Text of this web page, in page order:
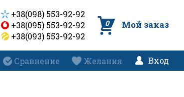
+38(098) 553-92-92
+38(095) 553-92-92
+38(093) 553-92-92
0 Мой заказ
Сравнение Желания Вход